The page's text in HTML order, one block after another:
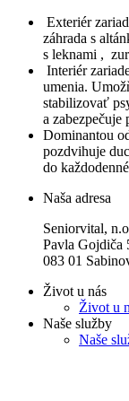
Exteriér
záhrada s
s leknami ,
Interiér
umenia.
stabilizovať
a
Dominantou
pozdvihuje
do
Naša adresa
Seniorvital,
Pavla Gojdiča
083 01
Život u nás
Život u
Naše služby
Naše